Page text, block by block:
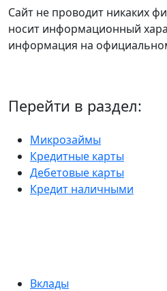
Сайт не проводит никаких
носит информационный
информация на
Перейти в раздел:
Микрозаймы
Кредитные карты
Дебетовые карты
Кредит наличными
Вклады